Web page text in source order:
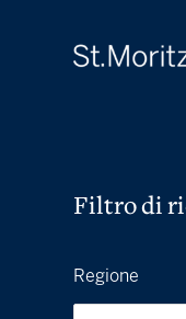
Filtro di
Regione